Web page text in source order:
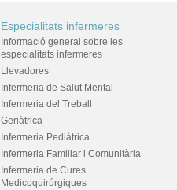
Especialitats infermeres
Informació general sobre les
especialitats infermeres
Llevadores
Infermeria de Salut Mental
Infermeria del Treball
Geriàtrica
Infermeria Pediàtrica
Infermeria Familiar i Comunitària
Infermeria de Cures
Medicoquirúrgiques